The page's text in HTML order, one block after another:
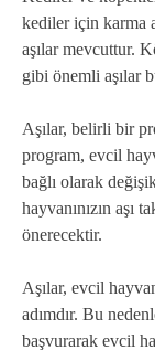
kediler için karma
aşılar mevcuttur.
gibi önemli aşılar
Aşılar, belirli bir
program, evcil
bağlı olarak
hayvanınızın aşı
önerecektir.
Aşılar, evcil
adımdır. Bu
başvurarak evcil